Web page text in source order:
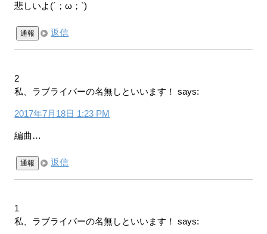
悲しいよ(´；ω；`)
通報 返信
2
私、ラブライバーの名無しといいます！
says:
2017年7月18日 1:23 PM
編曲…
通報 返信
1
私、ラブライバーの名無しといいます！
says: